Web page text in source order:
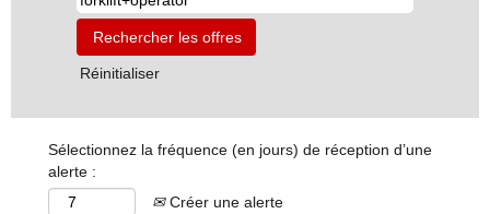
Réinitialiser
Sélectionnez la fréquence (en jours) de réception d’une
alerte :
Créer une alerte